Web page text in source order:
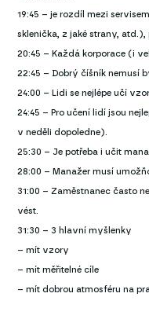
19:45 – je rozdíl mezi
sklenička, z jaké strany, atd.),
20:45 – Každá korporace (i
22:45 – Dobrý číšník nemusí
24:00 – Lidi se nejlépe učí
24:45 – Pro učení lidí jsou
v neděli dopoledne).
25:30 – Je potřeba i učit
28:00 – Manažer musí
31:00 – Zaměstnanec často
vést.
31:30 – 3 hlavní myšlenky
– mít vzory
– mít měřitelné cíle
– mít dobrou atmosféru na